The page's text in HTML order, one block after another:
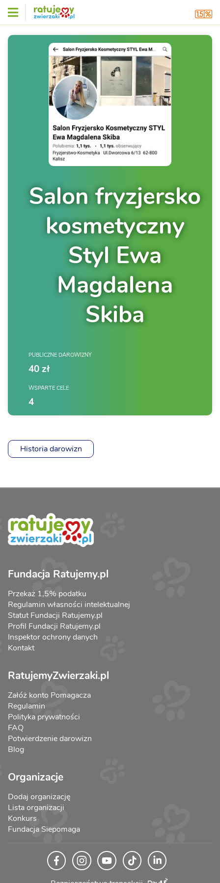
Salon fryzjersko
kosmetyczny
Styl Ewa
Magdalena
Skiba
PUBLICZNE DAROWIZNY
40 zł
WSPARTE CELE
4
Historia darowizn
Fundacja Ratujemy.pl
Przekaż 1,5% podatku
Regulamin własności intelektualnej
Statut Fundacji Ratujemy.pl
Profil Fundacji Ratujemy.pl
Inspektor ochrony danych
Kontakt
RatujemyZwierzaki.pl
Załóż konto Pomagacza
Regulamin
Polityka prywatności
FAQ
Potwierdzenie darowizn
Blog
Organizacje
Dodaj organizację
Lista organizacji
Konkurs
Fundacja Siepomaga